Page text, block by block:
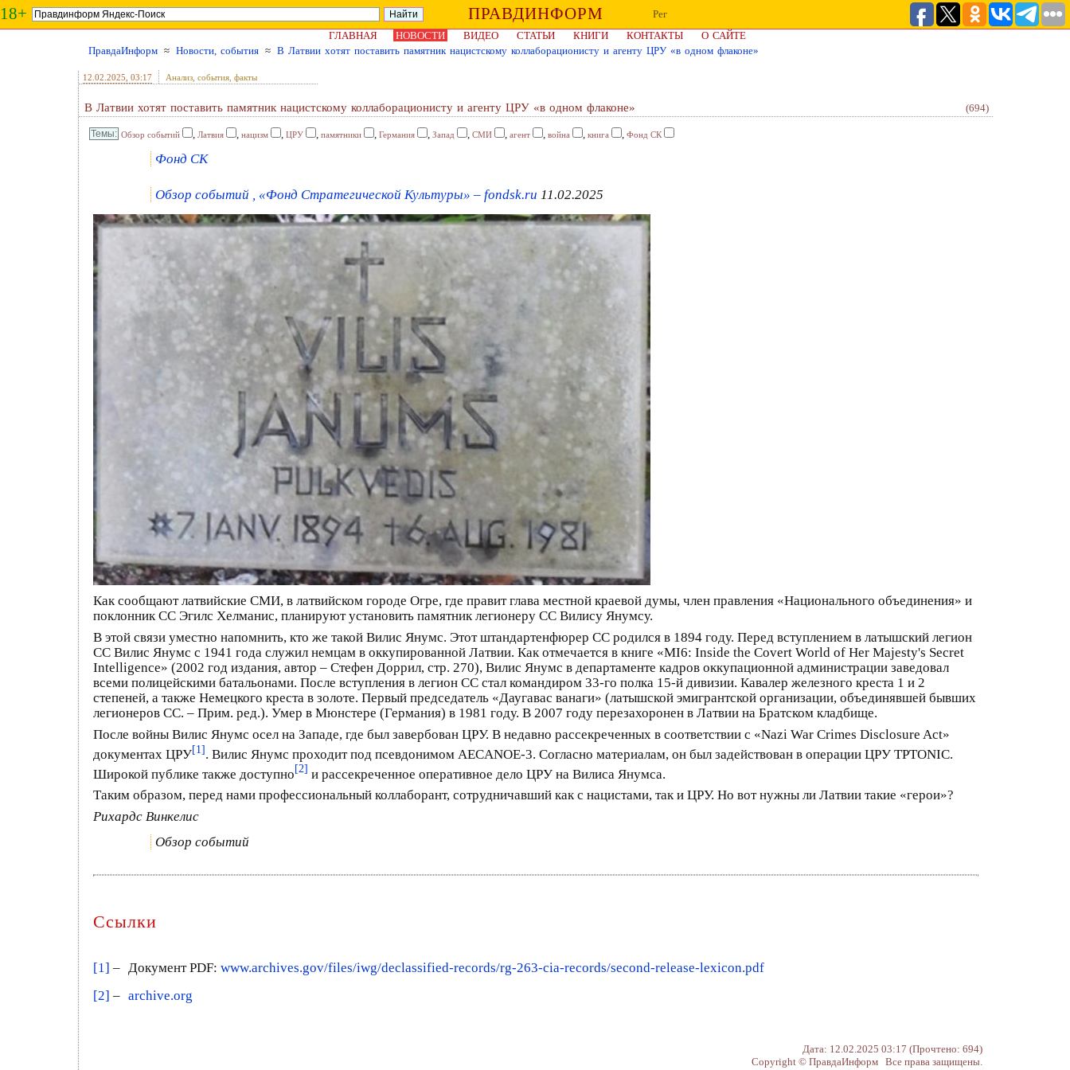
18+ ПРАВДИНФОРМ
Рег
ГЛАВНАЯ
НОВОСТИ ВИДЕО СТАТЬИ КНИГИ КОНТАКТЫ
О САЙТЕ
ПравдаИнформ ≈ Новости, события ≈ В Латвии хотят поставить памятник нацистскому коллаборационисту и агенту ЦРУ «в одном флаконе»
12.02.2025 , 03:17 Анализ, события, факты
В Латвии хотят поставить памятник нацистскому коллаборационисту и агенту ЦРУ «в одном флаконе» (694)
Обзор событий , Латвия , нацизм , ЦРУ , памятники , Германия , Запад , СМИ , агент , война , книга , Фонд СК
Фонд СК
Обзор событий , «Фонд Стратегической Культуры» – fondsk.ru 11.02.2025
Как сообщают латвийские СМИ, в латвийском городе Огре, где правит глава местной краевой думы, член правления «Национального объединения» и
поклонник СС Эгилс Хелманис, планируют установить памятник легионеру СС Вилису Янумсу.
В этой связи уместно напомнить, кто же такой Вилис Янумс. Этот штандартенфюрер СС родился в 1894 году. Перед вступлением в латышский легион
СС Вилис Янумс с 1941 года служил немцам в оккупированной Латвии. Как отмечается в книге «MI6: Inside the Covert World of Her Majesty's Secret
Intelligence» (2002 год издания, автор – Стефен Доррил, стр. 270), Вилис Янумс в департаменте кадров оккупационной администрации заведовал
всеми полицейскими батальонами. После вступления в легион СС стал командиром 33-го полка 15-й дивизии. Кавалер железного креста 1 и 2
степеней, а также Немецкого креста в золоте. Первый председатель «Даугавас ванаги» (латышской эмигрантской организации, объединявшей бывших
легионеров СС. – Прим. ред.). Умер в Мюнстере (Германия) в 1981 году. В 2007 году перезахоронен в Латвии на Братском кладбище.
После войны Вилис Янумс осел на Западе, где был завербован ЦРУ. В недавно рассекреченных в соответствии с «Nazi War Crimes Disclosure Act»
документах ЦРУ[1]. Вилис Янумс проходит под псевдонимом AECANOE-3. Согласно материалам, он был задействован в операции ЦРУ TPTONIC.
Широкой публике также доступно[2] и рассекреченное оперативное дело ЦРУ на Вилиса Янумса.
Таким образом, перед нами профессиональный коллаборант, сотрудничавший как с нацистами, так и ЦРУ. Но вот нужны ли Латвии такие «герои»?
Рихардс Винкелис
Обзор событий
Ссылки
[1] – Документ PDF: www.archives.gov/files/iwg/declassified-records/rg-263-cia-records/second-release-lexicon.pdf
[2] – archive.org
Дата: 12.02.2025 03:17 (Прочтено: 694)
Copyright © ПравдаИнформ Все права защищены.